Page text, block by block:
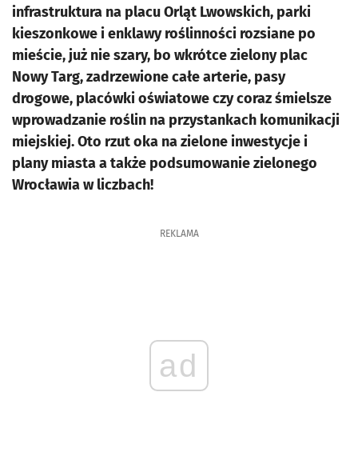
infrastruktura na placu Orląt Lwowskich, parki
kieszonkowe i enklawy roślinności rozsiane po
mieście, już nie szary, bo wkrótce zielony plac
Nowy Targ, zadrzewione całe arterie, pasy
drogowe, placówki oświatowe czy coraz śmielsze
wprowadzanie roślin na przystankach komunikacji
miejskiej. Oto rzut oka na zielone inwestycje i
plany miasta a także podsumowanie zielonego
Wrocławia w liczbach!
REKLAMA
ad